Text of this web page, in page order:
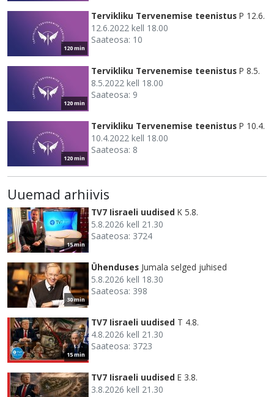
120 min
Tervikliku Tervenemise teenistus P 12.6.
12.6.2022 kell 18.00
Saateosa: 10
120 min
Tervikliku Tervenemise teenistus P 8.5.
8.5.2022 kell 18.00
Saateosa: 9
120 min
Tervikliku Tervenemise teenistus P 10.4.
10.4.2022 kell 18.00
Saateosa: 8
Uuemad arhiivis
15 min
TV7 Iisraeli uudised K 5.8.
5.8.2026 kell 21.30
Saateosa: 3724
30 min
Ühenduses Jumala selged juhised
5.8.2026 kell 18.30
Saateosa: 398
15 min
TV7 Iisraeli uudised T 4.8.
4.8.2026 kell 21.30
Saateosa: 3723
TV7 Iisraeli uudised E 3.8.
3.8.2026 kell 21.30